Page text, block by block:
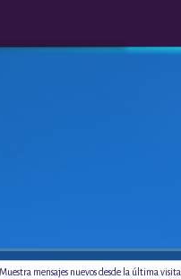
Muestra mensajes nuevos desde la última visita